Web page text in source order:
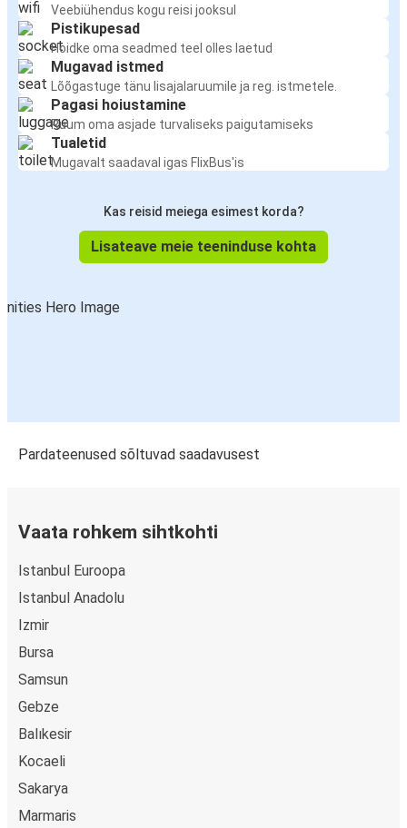
Veebiühendus kogu reisi jooksul
Pistikupesad
Hoidke oma seadmed teel olles laetud
Mugavad istmed
Lõõgastuge tänu lisajalaruumile ja reg. istmetele.
Pagasi hoiustamine
Ruum oma asjade turvaliseks paigutamiseks
Tualetid
Mugavalt saadaval igas FlixBus'is
Kas reisid meiega esimest korda?
Lisateave meie teeninduse kohta
Pardateenused sõltuvad saadavusest
Vaata rohkem sihtkohti
Istanbul Euroopa
Istanbul Anadolu
Izmir
Bursa
Samsun
Gebze
Balıkesir
Kocaeli
Sakarya
Marmaris